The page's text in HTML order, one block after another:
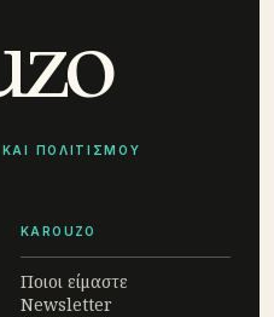
ΠΟΛΙΤΙΣΜΟΥ
KAROUZO
Ποιοι είμαστε
Newsletter